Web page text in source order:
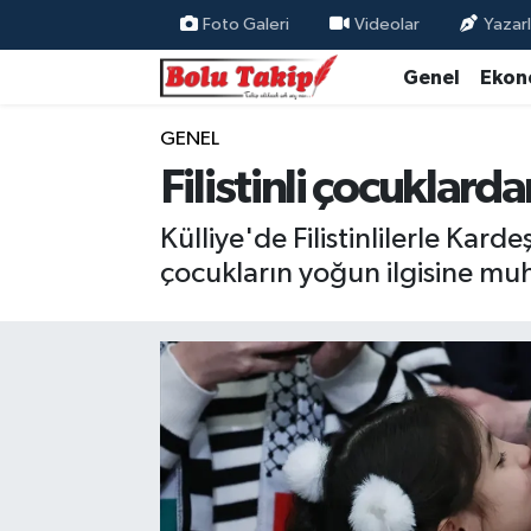
Foto Galeri Videolar
Genel
GENEL
Filistinli
Külliye'de Filistinlilerle
çocukların yoğun ilgisine